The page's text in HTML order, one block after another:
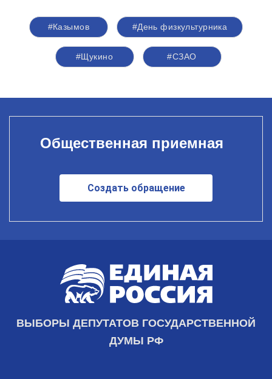
#Казымов #День физкультурника
#Щукино #СЗАО
Общественная приемная
Создать обращение
ВЫБОРЫ ДЕПУТАТОВ ГОСУДАРСТВЕННОЙ
ДУМЫ РФ